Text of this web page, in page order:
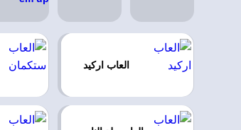
العاب اركيد